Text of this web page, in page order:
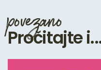
povezano
Pročitajte